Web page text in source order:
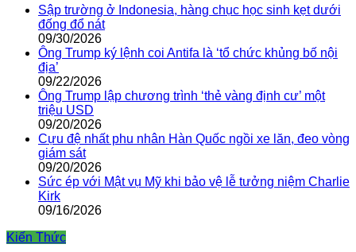
Sập trường ở Indonesia, hàng chục học sinh kẹt dưới
đống đổ nát
09/30/2026
Ông Trump ký lệnh coi Antifa là ‘tổ chức khủng bố nội
địa’
09/22/2026
Ông Trump lập chương trình ‘thẻ vàng định cư’ một
triệu USD
09/20/2026
Cựu đệ nhất phu nhân Hàn Quốc ngồi xe lăn, đeo vòng
giám sát
09/20/2026
Sức ép với Mật vụ Mỹ khi bảo vệ lễ tưởng niệm Charlie
Kirk
09/16/2026
Kiến Thức